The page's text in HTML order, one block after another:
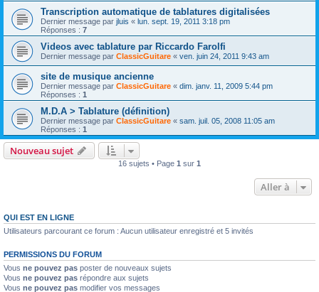
Transcription automatique de tablatures digitalisées
Dernier message par jluis « lun. sept. 19, 2011 3:18 pm
Réponses : 7
Videos avec tablature par Riccardo Farolfi
Dernier message par ClassicGuitare « ven. juin 24, 2011 9:43 am
site de musique ancienne
Dernier message par ClassicGuitare « dim. janv. 11, 2009 5:44 pm
Réponses : 1
M.D.A > Tablature (définition)
Dernier message par ClassicGuitare « sam. juil. 05, 2008 11:05 am
Réponses : 1
Nouveau sujet
16 sujets • Page 1 sur 1
Aller à
QUI EST EN LIGNE
Utilisateurs parcourant ce forum : Aucun utilisateur enregistré et 5 invités
PERMISSIONS DU FORUM
Vous ne pouvez pas poster de nouveaux sujets
Vous ne pouvez pas répondre aux sujets
Vous ne pouvez pas modifier vos messages